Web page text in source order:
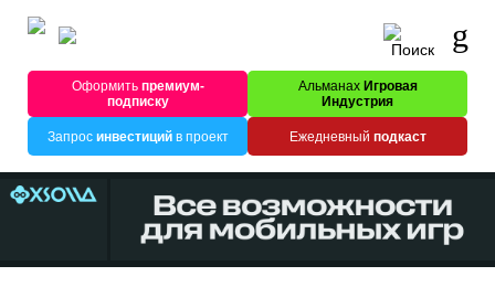
Оформитьпремиум-
подписку
Альманах Игровая
Индустрия
Запрос инвестицийв проект Ежедневный подкаст